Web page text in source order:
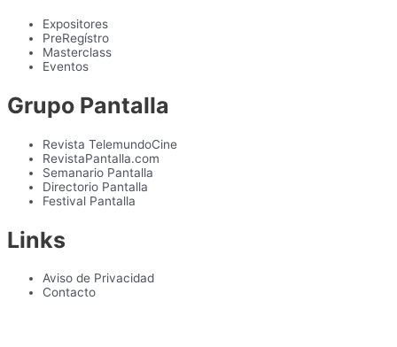
Expositores
PreRegístro
Masterclass
Eventos
Grupo Pantalla
Revista TelemundoCine
RevistaPantalla.com
Semanario Pantalla
Directorio Pantalla
Festival Pantalla
Links
Aviso de Privacidad
Contacto